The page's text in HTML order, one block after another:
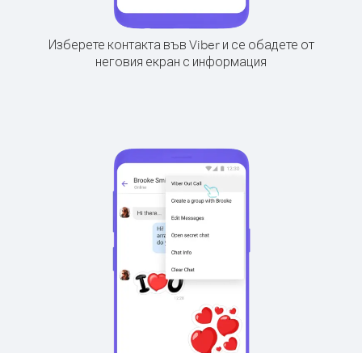
Изберете контакта във Viber и се обадете от
неговия екран с информация